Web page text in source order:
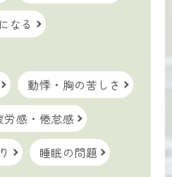
なる
動悸・胸の苦しさ
労感・倦怠感
睡眠の問題